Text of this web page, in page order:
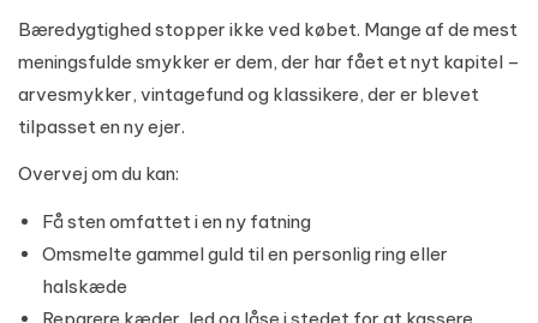
Bæredygtighed stopper ikke ved købet. Mange af de mest
meningsfulde smykker er dem, der har fået et nyt kapitel –
arvesmykker, vintagefund og klassikere, der er blevet
tilpasset en ny ejer.
Overvej om du kan:
Få sten omfattet i en ny fatning
Omsmelte gammel guld til en personlig ring eller
halskæde